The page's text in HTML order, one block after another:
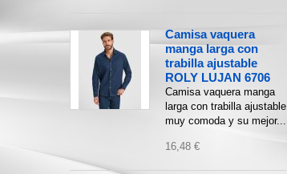
Camisa vaquera
manga larga con
trabilla ajustable
ROLY LUJAN 6706
Camisa vaquera manga
larga con trabilla ajustable
muy comoda y su mejor...
16,48 €